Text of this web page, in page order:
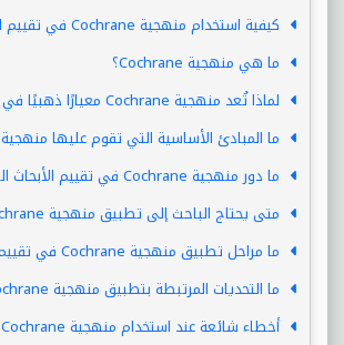
كيفية استخدام منهجية Cochrane في تقييم الأبحاث
ما هي منهجية Cochrane؟
لماذا تُعد منهجية Cochrane معيارًا ذهبيًا في تقييم الأبحاث؟
ما المبادئ الأساسية التي تقوم عليها منهجية Cochrane؟
ما دور منهجية Cochrane في تقييم الأبحاث العلمية؟
متى يحتاج الباحث إلى تطبيق منهجية Cochrane؟
ما مراحل تطبيق منهجية Cochrane في تقييم الأبحاث؟
ما التحديات المرتبطة بتطبيق منهجية Cochrane؟
أخطاء شائعة عند استخدام منهجية Cochrane